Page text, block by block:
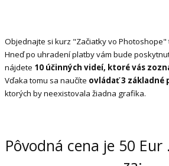
Objednajte si kurz "Začiatky vo Photoshope"
Hneď po uhradení platby vám bude
nájdete 10 účinných videí, ktoré vás
Vďaka tomu sa naučíte ovládať 3 základné
ktorých by neexistovala žiadna grafika.
Pôvodná cena je 50 Eur